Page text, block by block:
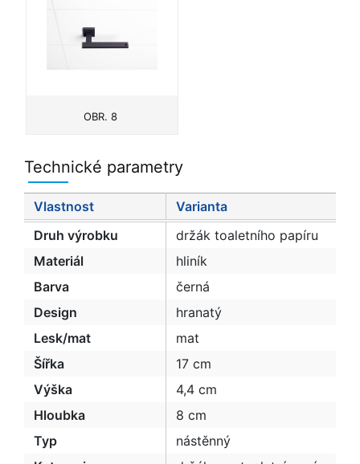
OBR. 8
Technické parametry
Vlastnost
Varianta
Druh výrobku
držák toaletního papíru
Materiál
hliník
Barva
černá
Design
hranatý
Lesk/mat
mat
Šířka
17 cm
Výška
4,4 cm
Hloubka
8 cm
Typ
nástěnný